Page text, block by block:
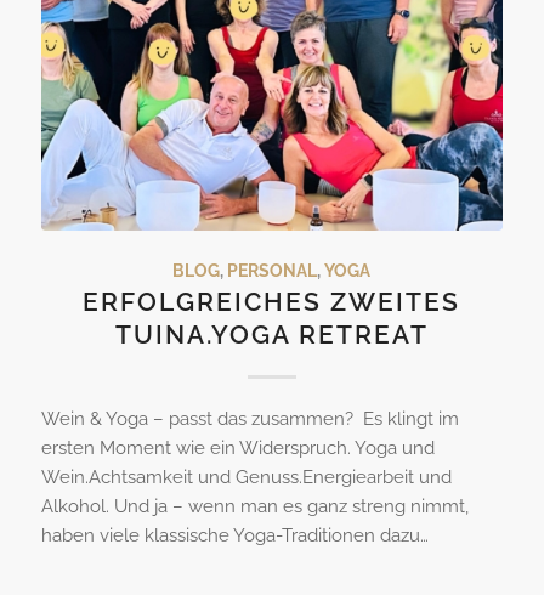
BLOG, PERSONAL,YOGA
ERFOLGREICHES ZWEITES
TUINA.YOGA RETREAT
Wein & Yoga – passt das zusammen? Es klingt im
ersten Moment wie ein Widerspruch. Yoga und
Wein.Achtsamkeit und Genuss.Energiearbeit und
Alkohol. Und ja – wenn man es ganz streng nimmt,
haben viele klassische Yoga-Traditionen dazu…